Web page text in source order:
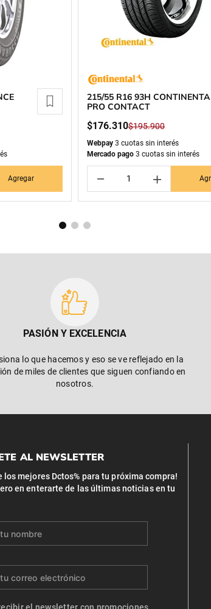
Agregar
215/55 R16 93H
PRO CONTACT
$176.310$195.900
Webpay 3 cuotas sin interés
Mercado pago 3 cuotas sin interés
＋
－
PASIÓN Y EXCELENCIA
lo que hacemos y eso se ve reflejado en la
de miles de clientes que siguen confiando en
nosotros.
AL NEWSLETTER
los mejores Dctos% para tu próxima compra!
en enterarte de las últimas noticias en tu